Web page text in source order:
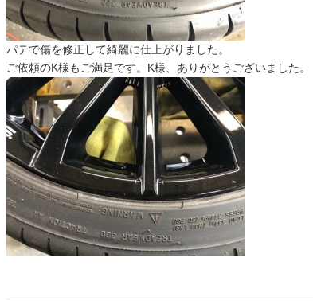
パテで傷を修正して綺麗に仕上がりました。
ご依頼のK様もご満足です。K様、ありがとうございました。